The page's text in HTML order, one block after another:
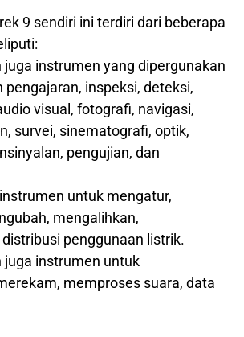
9 sendiri ini terdiri dari beberapa
juga instrumen yang dipergunakan
pengajaran, inspeksi, deteksi,
visual, fotografi, navigasi,
survei, sinematografi, optik,
pengujian, dan
untuk mengatur,
mengalihkan,
penggunaan listrik.
juga instrumen untuk
memproses suara, data